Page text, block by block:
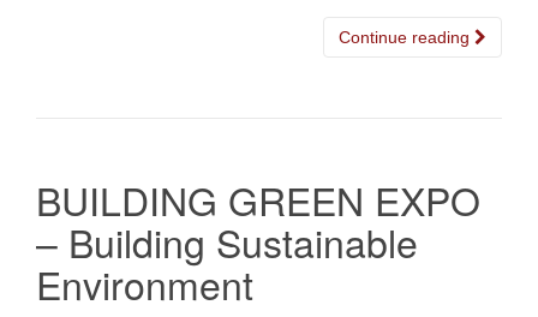
Continue reading
BUILDING GREEN EXPO
– Building Sustainable
Environment